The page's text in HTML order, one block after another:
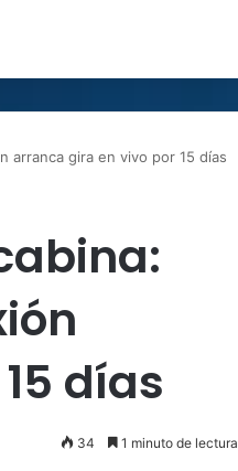
arranca gira en vivo por 15 días
días
34 1 minuto de lectura